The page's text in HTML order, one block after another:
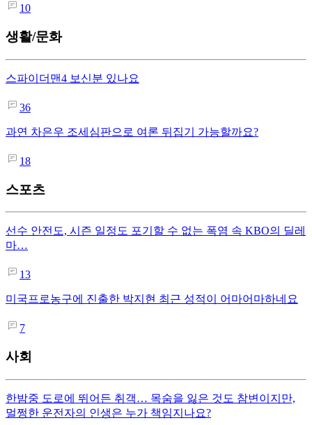
10
생활/문화
스파이더맨4 보신분 있나요
36
과연 차은우 조세심판으로 여론 뒤집기 가능할까요?
18
스포츠
선수 안전도, 시즌 일정도 포기할 수 없는 폭염 속 KBO의 딜레
마…
13
미국프로농구에 진출한 박지현 최근 성적이 어마어마하네요
7
사회
한밤중 도로에 뛰어든 취객… 목숨을 잃은 것도 참변이지만,
멀쩡한 운전자의 인생은 누가 책임지나요?